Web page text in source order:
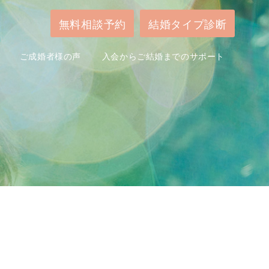
無料相談予約 結婚タイプ診断
ご成婚者様の声 入会からご結婚までのサポート